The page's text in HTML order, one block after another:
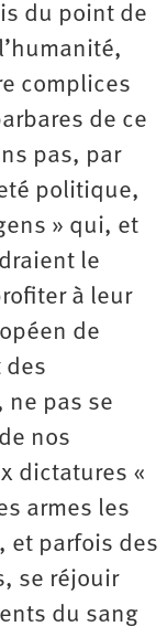
du point de
complices
de ce
pas, par
politique,
» qui, et
le
à leur
de
des
ne pas se
nos
dictatures «
armes les
et parfois des
se réjouir
du sang